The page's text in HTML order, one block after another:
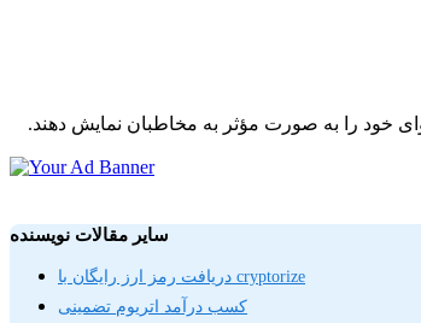
خود را به صورت مؤثر به مخاطبان نمایش دهند.
سایر مقالات نویسنده
دریافت رمز ارز رایگان با cryptorize
کسب درآمد اتریوم تضمینی